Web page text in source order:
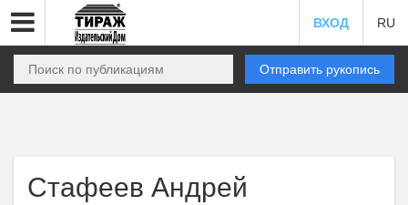
ВХОД RU
Отправить рукопись
Стафеев Андрей